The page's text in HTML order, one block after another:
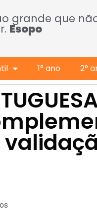
grande que
Esopo
1° ano 2°